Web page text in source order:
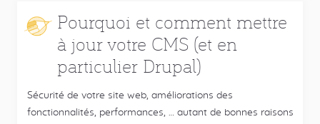
estimé
:
Pourquoi et comment mettre
à jour votre CMS (et en
particulier Drupal)
Sécurité de votre site web, améliorations des
fonctionnalités, performances, … autant de bonnes raisons